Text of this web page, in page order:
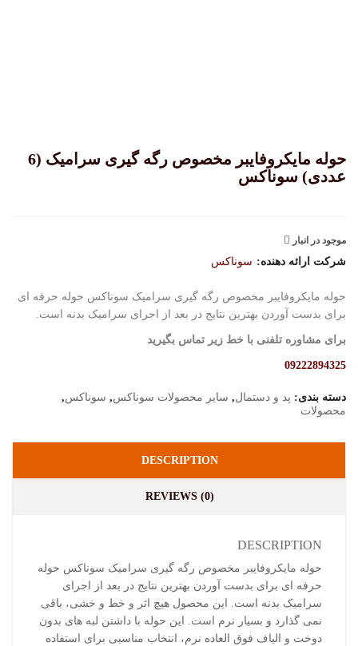
حوله مایکروفایبر مخصوص رگه گیری سرامیک (6
عددی) سوناکس
موجود در انبار
شرکت ارائه دهنده: سوناکس
حوله مایکروفایبر مخصوص رگه گیری سرامیک سوناکس حوله حرفه ای
برای بدست آوردن بهترین نتایج در بعد از اجرای سرامیک بدنه است.
برای مشاوره تلفنی با خط زیر تماس بگیرید
09222894325
دسته بندی: پد و دستمال, سایر محصولات سوناکس, سوناکس,
محصولات
DESCRIPTION
REVIEWS (0)
DESCRIPTION
حوله مایکروفایبر مخصوص رگه گیری سرامیک سوناکس حوله
حرفه ای برای بدست آوردن بهترین نتایج در بعد از اجرای
سرامیک بدنه است. این محصول هیچ اثر و خط و خشی، باقی
نمی گذارد و بسیار نرم است. این حوله با داشتن لبه های بدون
دوخت و الیاف فوق العاده نرم، انتخاب مناسبی برای استفاده